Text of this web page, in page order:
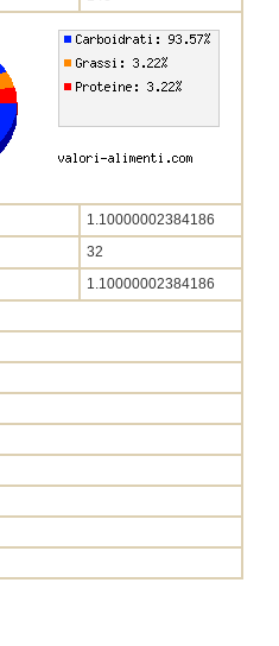
1.10000002384186
32
1.10000002384186